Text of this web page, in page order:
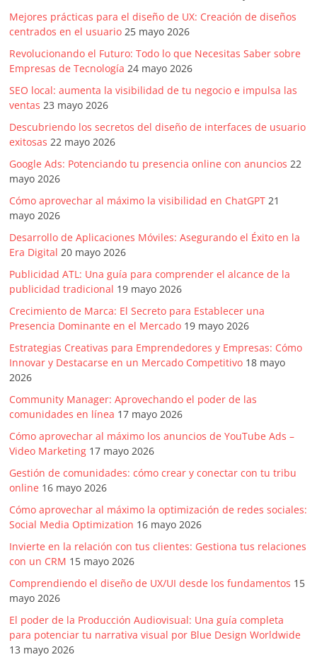
Mejores prácticas para el diseño de UX: Creación de diseños
centrados en el usuario 25 mayo 2026
Revolucionando el Futuro: Todo lo que Necesitas Saber sobre
Empresas de Tecnología 24 mayo 2026
SEO local: aumenta la visibilidad de tu negocio e impulsa las
ventas 23 mayo 2026
Descubriendo los secretos del diseño de interfaces de usuario
exitosas 22 mayo 2026
Google Ads: Potenciando tu presencia online con anuncios 22
mayo 2026
Cómo aprovechar al máximo la visibilidad en ChatGPT 21
mayo 2026
Desarrollo de Aplicaciones Móviles: Asegurando el Éxito en la
Era Digital 20 mayo 2026
Publicidad ATL: Una guía para comprender el alcance de la
publicidad tradicional 19 mayo 2026
Crecimiento de Marca: El Secreto para Establecer una
Presencia Dominante en el Mercado 19 mayo 2026
Estrategias Creativas para Emprendedores y Empresas: Cómo
Innovar y Destacarse en un Mercado Competitivo 18 mayo
2026
Community Manager: Aprovechando el poder de las
comunidades en línea 17 mayo 2026
Cómo aprovechar al máximo los anuncios de YouTube Ads –
Video Marketing 17 mayo 2026
Gestión de comunidades: cómo crear y conectar con tu tribu
online 16 mayo 2026
Cómo aprovechar al máximo la optimización de redes sociales:
Social Media Optimization 16 mayo 2026
Invierte en la relación con tus clientes: Gestiona tus relaciones
con un CRM 15 mayo 2026
Comprendiendo el diseño de UX/UI desde los fundamentos 15
mayo 2026
El poder de la Producción Audiovisual: Una guía completa
para potenciar tu narrativa visual por Blue Design Worldwide
13 mayo 2026